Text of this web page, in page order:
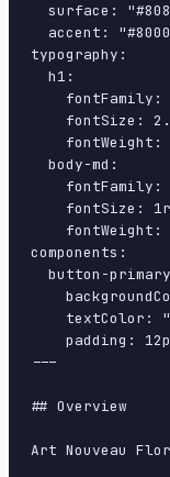
surface:
accent:
typography:
  h1:
fontFamily:
fontSize:
fontWeight:
  body-md:
fontFamily:
fontSize:
fontWeight:
components:
button-
textColor:
padding:
---
## Overview
Art Nouveau